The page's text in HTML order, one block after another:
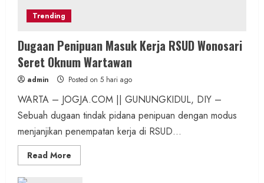
Trending
Dugaan Penipuan Masuk Kerja RSUD Wonosari
Seret Oknum Wartawan
admin Posted on 5 hari ago
WARTA – JOGJA.COM || GUNUNGKIDUL, DIY –
Sebuah dugaan tindak pidana penipuan dengan modus
menjanjikan penempatan kerja di RSUD...
Read More
more